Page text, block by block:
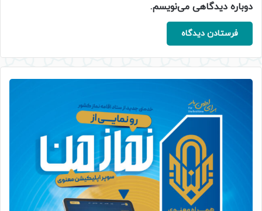
دوباره دیدگاهی می‌نویسم.